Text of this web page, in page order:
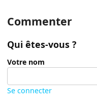
Commenter
Qui êtes-vous ?
Votre nom
Se connecter